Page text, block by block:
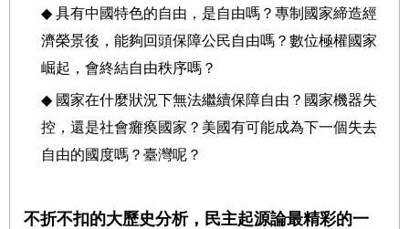
◆ 具有中國特色的自由，是自由嗎？專制國家締造經
濟榮景後，能夠回頭保障公民自由嗎？數位極權國家
崛起，會終結自由秩序嗎？
◆ 國家在什麼狀況下無法繼續保障自由？國家機器失
控，還是社會癱瘓國家？美國有可能成為下一個失去
自由的國度嗎？臺灣呢？
不折不扣的大歷史分析，民主起源論最精彩的一